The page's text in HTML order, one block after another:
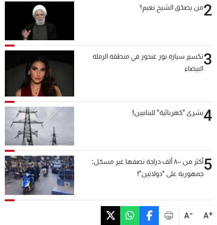
A+
A-
2من يصدّق الشيخ نعيم؟
3تكسير سيارة نور غندور في منطقة الرملة
البيضاء
4بشرى "كهربائية" للبنانيين!
5
أكثر من ٨٠٠ ألف دراجة نصفها غير مسجّل:
جمهورية على "دولابَين"!